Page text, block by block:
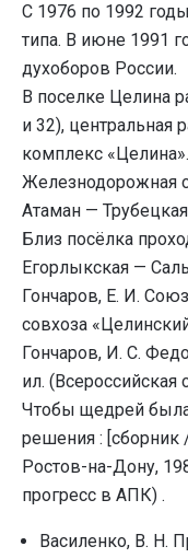
С 1976 по 1992
типа. В июне 1991
духоборов России.
В поселке Целина
и 32), центральная
комплекс «Целина».
Железнодорожная
Атаман —
Близ посёлка
Егорлыкская —
Гончаров, Е. И.
совхоза
Гончаров, И. С.
ил. (Всероссийская
Чтобы щедрей
решения :
Ростов-на-Дону,
прогресс в АПК) .
Василенко, В. Н.